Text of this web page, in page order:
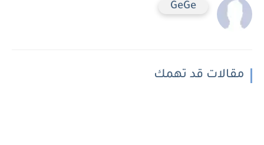
GeGe
مقالات قد تهمك